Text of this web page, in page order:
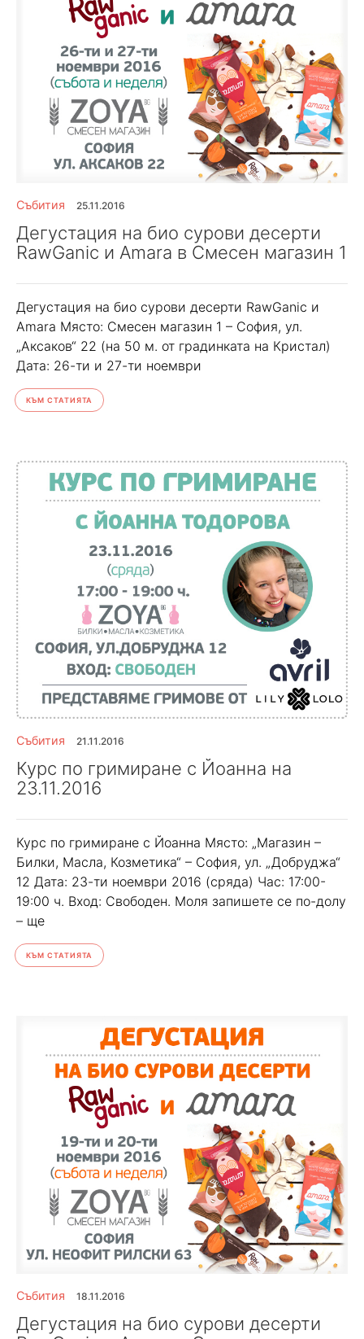
Събития 25.11.2016
Дегустация на био сурови десерти
RawGanic и Amara в Смесен магазин 1
Дегустация на био сурови десерти RawGanic и
Amara Място: Смесен магазин 1 – София, ул.
„Аксаков“ 22 (на 50 м. от градинката на Кристал)
Дата: 26-ти и 27-ти ноември
КЪМ СТАТИЯТА
Събития 21.11.2016
Курс по гримиране с Йоанна на
23.11.2016
Курс по гримиране с Йоанна Място: „Магазин –
Билки, Масла, Козметика“ – София, ул. „Добруджа“
12 Дата: 23-ти ноември 2016 (сряда) Час: 17:00-
19:00 ч. Вход: Свободен. Моля запишете се по-долу
– ще
КЪМ СТАТИЯТА
Събития 18.11.2016
Дегустация на био сурови десерти